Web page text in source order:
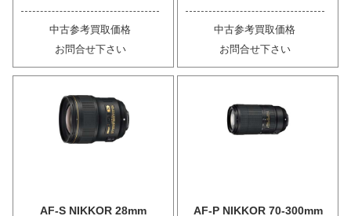
中古参考買取価格
お問合せ下さい
中古参考買取価格
お問合せ下さい
AF-S NIKKOR 28mm
AF-P NIKKOR 70-300mm